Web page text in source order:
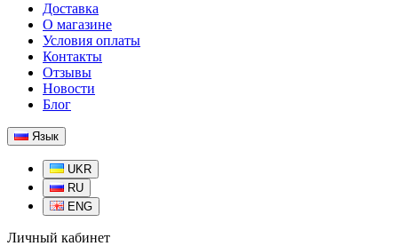
Доставка
О магазине
Условия оплаты
Контакты
Отзывы
Новости
Блог
Язык
UKR
RU
ENG
Личный кабинет